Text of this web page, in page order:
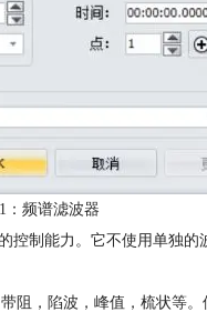
：频谱滤波器
控制能力。它不使用单独
阻，陷波，峰值，梳状等